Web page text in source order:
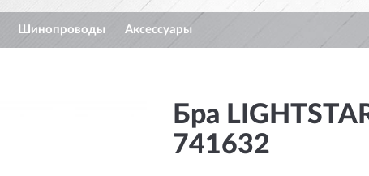
Шинопроводы Аксессуары
Бра
741632